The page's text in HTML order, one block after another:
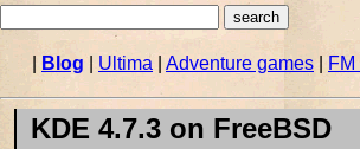
Blog Ultima Adventure games
KDE 4.7.3 on FreeBSD